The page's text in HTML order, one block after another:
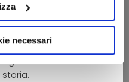
necessari
con i suoi templi
geishe.
i suoi mercati vivaci e
di memoria e di